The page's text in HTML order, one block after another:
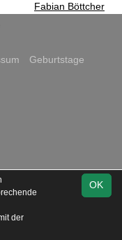
Fabian Böttcher
Geburtstage
OK
der